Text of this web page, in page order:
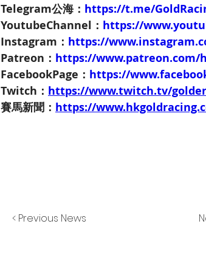
Telegram公海： https://t.me/
YoutubeChannel： https://
Instagram： https://
Patreon： https://www.patreon.com/
FacebookPage： https://
Twitch： https://www.twitch.tv/
賽馬新聞： https://
< Previous News